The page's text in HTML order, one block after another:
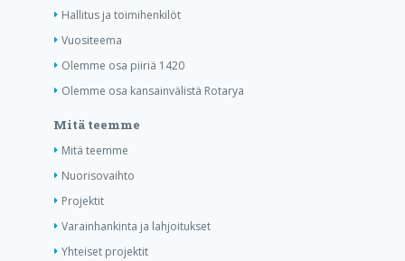
Hallitus ja toimihenkilöt
Vuositeema
Olemme osa piiriä 1420
Olemme osa kansainvälistä Rotarya
Mitä teemme
Mitä teemme
Nuorisovaihto
Projektit
Varainhankinta ja lahjoitukset
Yhteiset projektit